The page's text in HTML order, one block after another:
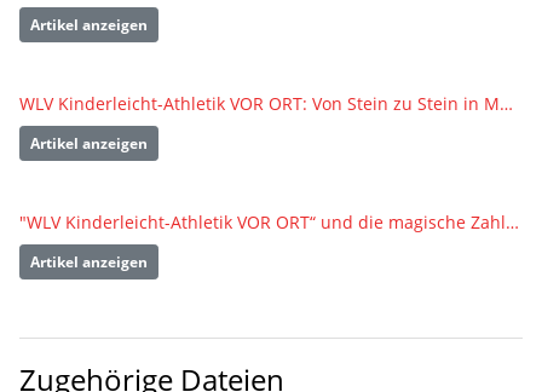
Artikel anzeigen
WLV Kinderleicht-Athletik VOR ORT: Von Stein zu Stein in Murrhardt
Artikel anzeigen
"WLV Kinderleicht-Athletik VOR ORT“ und die magische Zahl 10
Artikel anzeigen
Zugehörige Dateien